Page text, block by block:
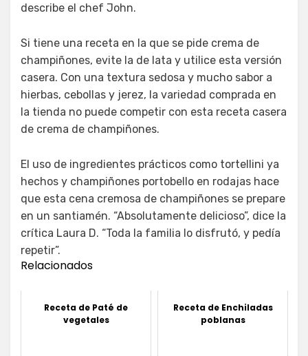
describe el chef John.
Si tiene una receta en la que se pide crema de
champiñones, evite la de lata y utilice esta versión
casera. Con una textura sedosa y mucho sabor a
hierbas, cebollas y jerez, la variedad comprada en
la tienda no puede competir con esta receta casera
de crema de champiñones.
El uso de ingredientes prácticos como tortellini ya
hechos y champiñones portobello en rodajas hace
que esta cena cremosa de champiñones se prepare
en un santiamén. “Absolutamente delicioso”, dice la
crítica Laura D. “Toda la familia lo disfrutó, y pedía
repetir”.
Relacionados
Receta de Paté de
vegetales
Receta de Enchiladas
poblanas